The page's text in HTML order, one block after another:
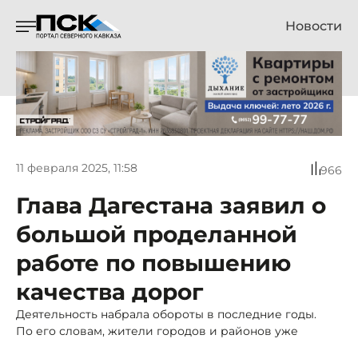
Новости
11 февраля 2025, 11:58 966
Глава Дагестана заявил о
большой проделанной
работе по повышению
качества дорог
Деятельность набрала обороты в последние годы.
По его словам, жители городов и районов уже